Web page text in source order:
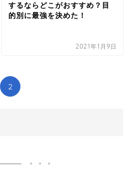
するならどこがおすすめ？目
的別に最強を決めた！
2021年1月9日
2